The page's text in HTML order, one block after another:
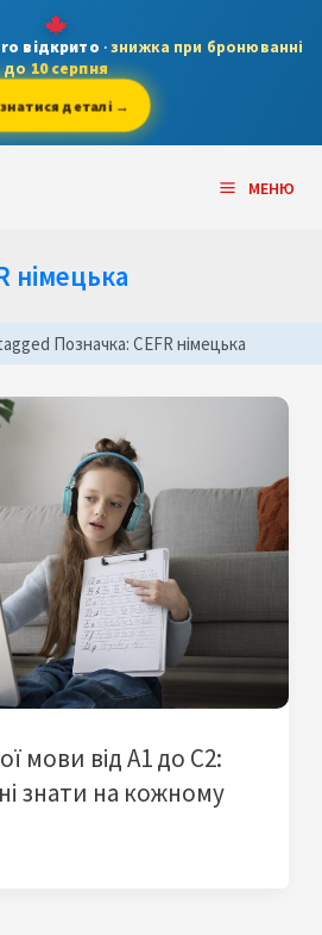
відкрито ·знижка при бронюванні
до10 серпня
деталі →
Main
МЕНЮ
німецька
Позначка: CEFR німецька
мови від A1 до C2:
знати на кожному